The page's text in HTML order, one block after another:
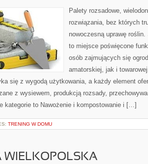
Palety rozsadowe,
rozwiązania, bez których
nowoczesną uprawę
to miejsce poświęcone
osób zajmujących się
amatorskiej, jak i
się z wygodą użytkowania, a każdy element
z wysiewem, produkcją rozsady,
kategorie to Nawożenie i kompostowanie i […]
TRENING W DOMU
WIELKOPOLSKA